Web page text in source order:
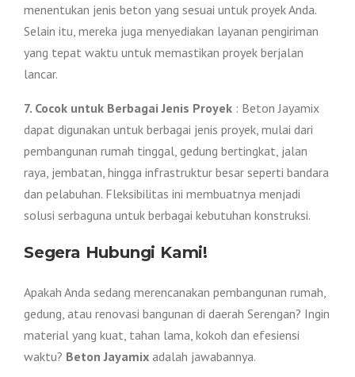
menentukan jenis beton yang sesuai untuk proyek Anda.
Selain itu, mereka juga menyediakan layanan pengiriman
yang tepat waktu untuk memastikan proyek berjalan
lancar.
7. Cocok untuk Berbagai Jenis Proyek : Beton Jayamix
dapat digunakan untuk berbagai jenis proyek, mulai dari
pembangunan rumah tinggal, gedung bertingkat, jalan
raya, jembatan, hingga infrastruktur besar seperti bandara
dan pelabuhan. Fleksibilitas ini membuatnya menjadi
solusi serbaguna untuk berbagai kebutuhan konstruksi.
Segera Hubungi Kami!
Apakah Anda sedang merencanakan pembangunan rumah,
gedung, atau renovasi bangunan di daerah Serengan? Ingin
material yang kuat, tahan lama, kokoh dan efesiensi
waktu? Beton Jayamix adalah jawabannya.